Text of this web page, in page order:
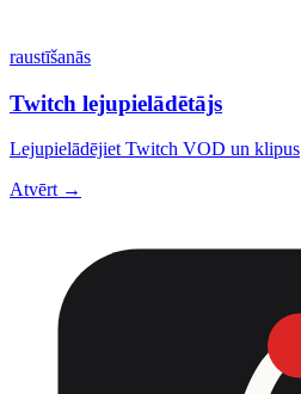
raustīšanās
Twitch lejupielādētājs
Lejupielādējiet Twitch VOD un klipus
Atvērt →